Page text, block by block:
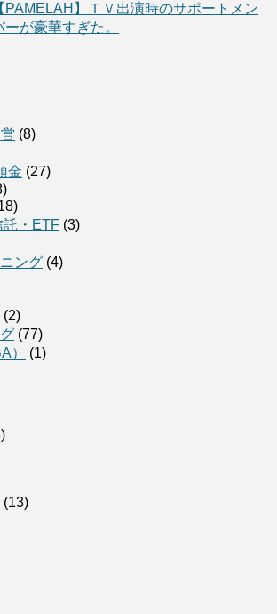
PAMELAH】ＴＶ出演時のサポートメン
ーが豪華すぎた。
(8)
金 (27)
託・ETF (3)
ング (4)
(2)
(77)
）
(1)
(13)